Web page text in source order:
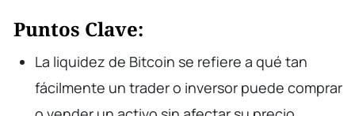
Puntos Clave:
La liquidez de Bitcoin se refiere a qué tan
fácilmente un trader o inversor puede comprar